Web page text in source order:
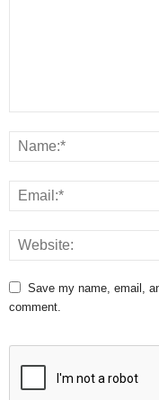
Save my name, email,
comment.